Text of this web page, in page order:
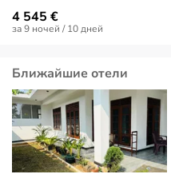
4 545 €
за 9 ночей / 10 дней
Ближайшие отели